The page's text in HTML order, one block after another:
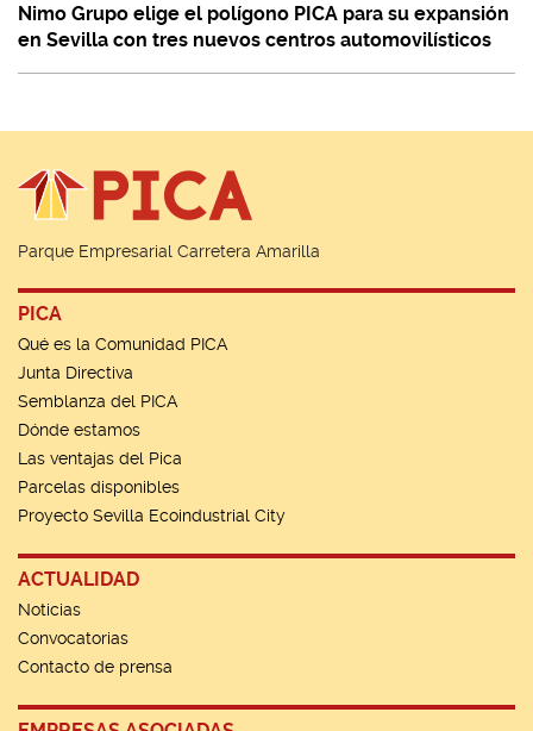
Nimo Grupo elige el polígono PICA para su expansión
en Sevilla con tres nuevos centros automovilísticos
Parque Empresarial Carretera Amarilla
PICA
Qué es la Comunidad PICA
Junta Directiva
Semblanza del PICA
Dónde estamos
Las ventajas del Pica
Parcelas disponibles
Proyecto Sevilla Ecoindustrial City
ACTUALIDAD
Noticias
Convocatorias
Contacto de prensa